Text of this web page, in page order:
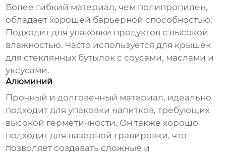
Более гибкий материал, чем полипропилен,
обладает хорошей барьерной способностью.
Подходит для упаковки продуктов с высокой
влажностью. Часто используется для крышек
для стеклянных бутылок с соусами, маслами и
уксусами.
Алюминий
Прочный и долговечный материал, идеально
подходит для упаковки напитков, требующих
высокой герметичности. Он также хорошо
подходит для лазерной гравировки, что
позволяет создавать сложные и